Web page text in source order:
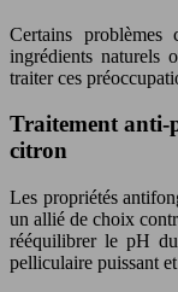
Certains problèmes
ingrédients naturels
traiter ces
Traitement anti-
citron
Les propriétés
un allié de choix
rééquilibrer le pH
pelliculaire puissant